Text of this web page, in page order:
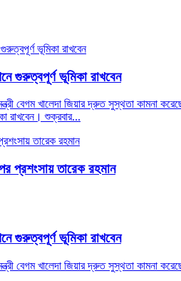
গুরুত্বপূর্ণ ভূমিকা রাখবেন
বেগম খালেদা জিয়ার দ্রুত সুস্থতা কামনা
রাখবেন। শুক্রবার...
প্রশংসায় তারেক রহমান
গুরুত্বপূর্ণ ভূমিকা রাখবেন
বেগম খালেদা জিয়ার দ্রুত সুস্থতা কামনা